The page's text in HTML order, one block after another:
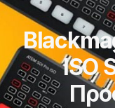
ISO